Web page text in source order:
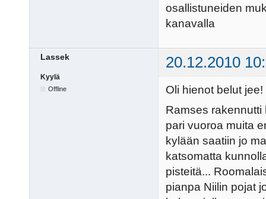
osallistuneiden
kanavalla
Lassek 20.12.2010
Kyylä
Offline
Oli hienot belut jee!
Ramses
pari vuoroa muita
kylään saatiin jo
katsomatta
pisteitä...
pianpa Niilin pojat